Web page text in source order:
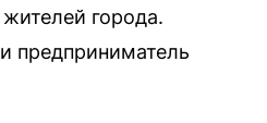
города.
предприниматель